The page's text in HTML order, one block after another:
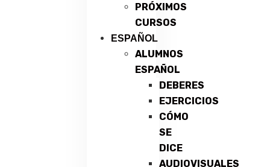
PRÓXIMOS
CURSOS
ESPAÑOL
ALUMNOS
ESPAÑOL
DEBERES
EJERCICIOS
CÓMO
SE
DICE
AUDIOVISUALES